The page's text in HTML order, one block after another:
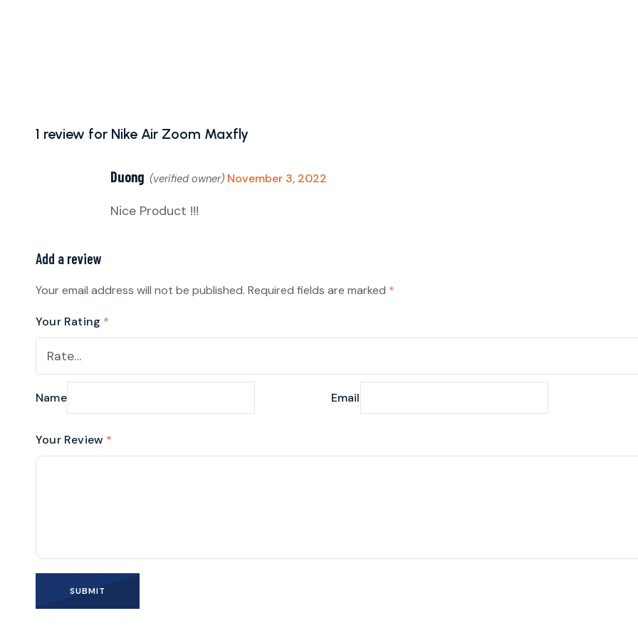
1 review for Nike Air Zoom Maxfly
Duong (verified owner) November 3, 2022
Nice Product !!!
Add a review
Your email address will not be published. Required fields are marked *
Your Rating *
Your Review *
Name Email